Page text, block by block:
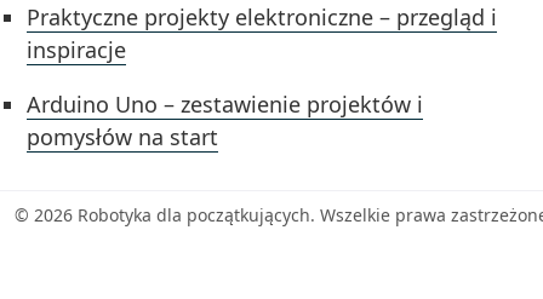
Praktyczne projekty elektroniczne – przegląd i
inspiracje
Arduino Uno – zestawienie projektów i
pomysłów na start
© 2026 Robotyka dla początkujących. Wszelkie prawa